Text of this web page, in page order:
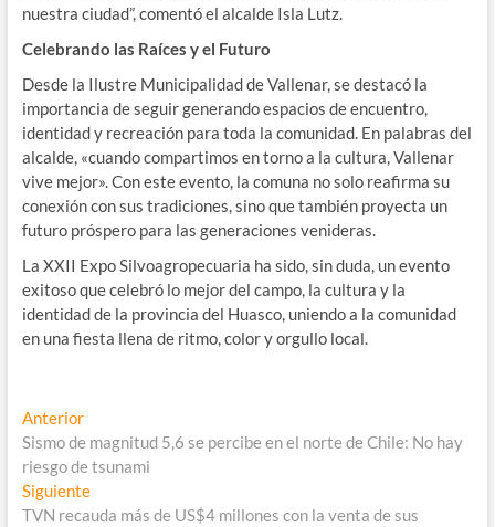
nuestra ciudad”, comentó el alcalde Isla Lutz.
Celebrando las Raíces y el Futuro
Desde la Ilustre Municipalidad de Vallenar, se destacó la
importancia de seguir generando espacios de encuentro,
identidad y recreación para toda la comunidad. En palabras del
alcalde, «cuando compartimos en torno a la cultura, Vallenar
vive mejor». Con este evento, la comuna no solo reafirma su
conexión con sus tradiciones, sino que también proyecta un
futuro próspero para las generaciones venideras.
La XXII Expo Silvoagropecuaria ha sido, sin duda, un evento
exitoso que celebró lo mejor del campo, la cultura y la
identidad de la provincia del Huasco, uniendo a la comunidad
en una fiesta llena de ritmo, color y orgullo local.
Navegación
de
entradas
AnteriorEntrada
anterior:
Sismo de magnitud 5,6 se percibe en el norte de Chile: No hay
riesgo de tsunami
SiguienteEntrada
siguiente:
TVN recauda más de US$4 millones con la venta de sus